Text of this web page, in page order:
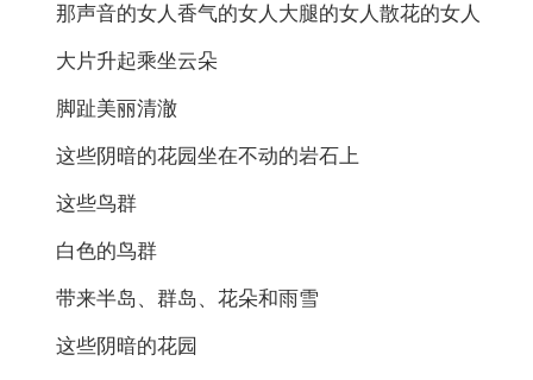
那声音的女人香气的女人大腿的女人散花的女人
大片升起乘坐云朵
脚趾美丽清澈
这些阴暗的花园坐在不动的岩石上
这些鸟群
白色的鸟群
带来半岛、群岛、花朵和雨雪
这些阴暗的花园